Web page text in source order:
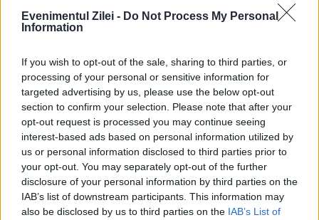
Evenimentul Zilei - Do Not Process My Personal
Information
If you wish to opt-out of the sale, sharing to third parties, or
processing of your personal or sensitive information for
targeted advertising by us, please use the below opt-out
section to confirm your selection. Please note that after your
opt-out request is processed you may continue seeing
interest-based ads based on personal information utilized by
us or personal information disclosed to third parties prior to
your opt-out. You may separately opt-out of the further
disclosure of your personal information by third parties on the
IAB’s list of downstream participants. This information may
also be disclosed by us to third parties on the IAB’s List of
22:11-Încep plățile pensiilor pentru luna august.
modalitatea de încasare
22:01- Planul de salvare pentru industria
națională de apărare. Ministrul Economiei
anunță consultări la ROMAERO pentru mode...
21:53-Schimbare importantă în magazinele Lidl
UK. Clienții pot primi gratuit alimente rămase
nevândute